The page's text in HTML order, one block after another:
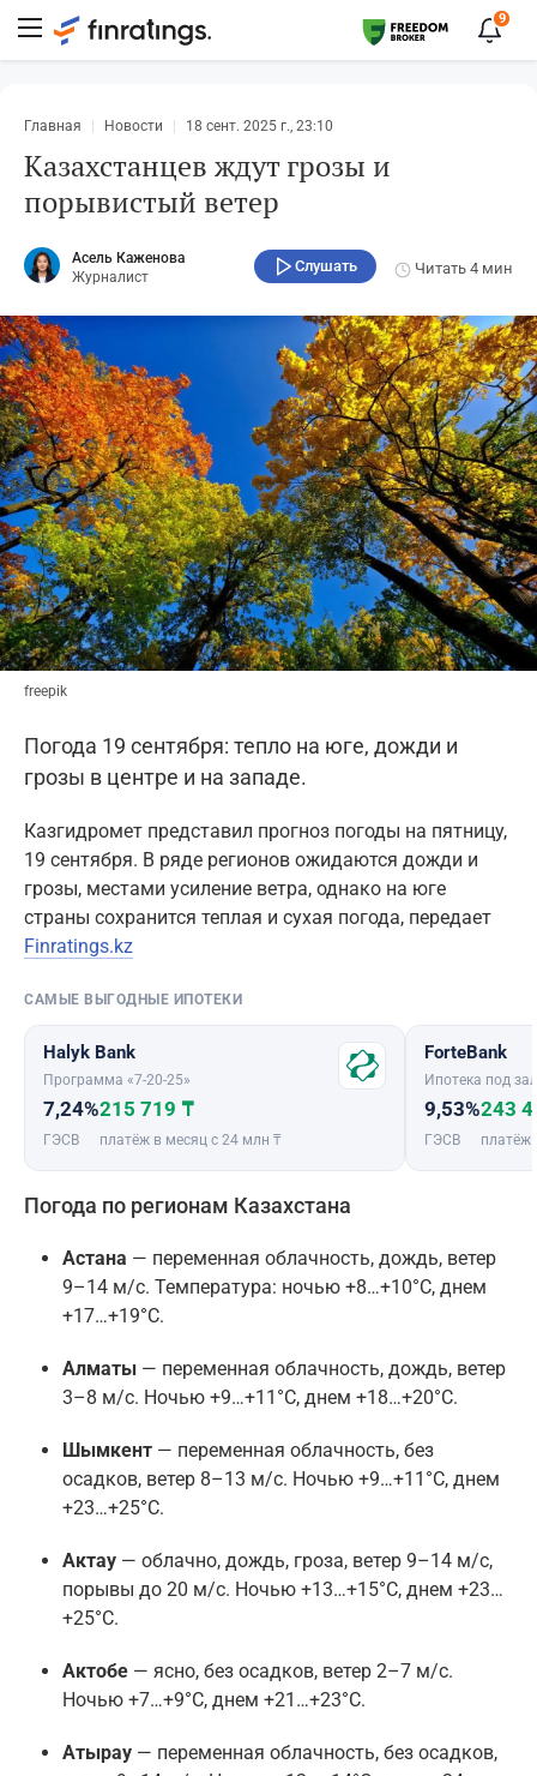
9
Главная Новости 18 сент. 2025 г., 23:10
Казахстанцев ждут грозы и
порывистый ветер
Асель Каженова
Журналист
Слушать Читать 4 мин
freepik
Погода 19 сентября: тепло на юге, дожди и
грозы в центре и на западе.
Казгидромет представил прогноз погоды на пятницу,
19 сентября. В ряде регионов ожидаются дожди и
грозы, местами усиление ветра, однако на юге
страны сохранится теплая и сухая погода, передает
Finratings.kz
САМЫЕ ВЫГОДНЫЕ ИПОТЕКИ
Halyk Bank
Программа «7-20-25»
7,24%
ГЭСВ
215 719 ₸
платёж в месяц с 24 млн ₸
ForteBank
Ипотека под
9,53%
ГЭСВ
243
платёж
Погода по регионам Казахстана
Астана — переменная облачность, дождь, ветер
9–14 м/с. Температура: ночью +8…+10°C, днем
+17…+19°C.
Алматы — переменная облачность, дождь, ветер
3–8 м/с. Ночью +9…+11°C, днем +18…+20°C.
Шымкент — переменная облачность, без
осадков, ветер 8–13 м/с. Ночью +9…+11°C, днем
+23…+25°C.
Актау — облачно, дождь, гроза, ветер 9–14 м/с,
порывы до 20 м/с. Ночью +13…+15°C, днем +23…
+25°C.
Актобе — ясно, без осадков, ветер 2–7 м/с.
Ночью +7…+9°C, днем +21…+23°C.
Атырау — переменная облачность, без осадков,